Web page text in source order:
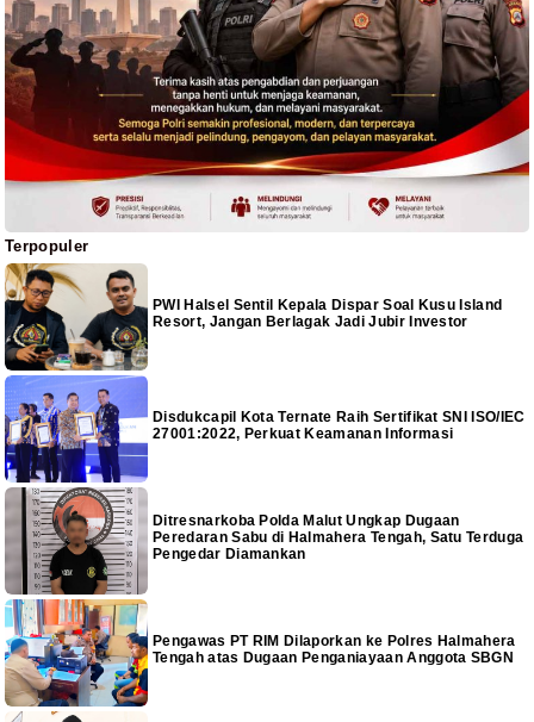
Terpopuler
PWI Halsel Sentil Kepala Dispar Soal Kusu Island
Resort, Jangan Berlagak Jadi Jubir Investor
Disdukcapil Kota Ternate Raih Sertifikat SNI ISO/IEC
27001:2022, Perkuat Keamanan Informasi
Ditresnarkoba Polda Malut Ungkap Dugaan
Peredaran Sabu di Halmahera Tengah, Satu Terduga
Pengedar Diamankan
Pengawas PT RIM Dilaporkan ke Polres Halmahera
Tengah atas Dugaan Penganiayaan Anggota SBGN